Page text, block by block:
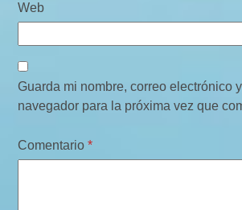
Web
Guarda mi nombre, correo electrónico
navegador para la próxima vez que
Comentario*